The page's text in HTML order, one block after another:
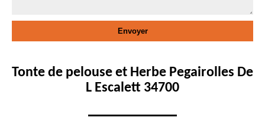
Tonte de pelouse et Herbe Pegairolles De
L Escalett 34700